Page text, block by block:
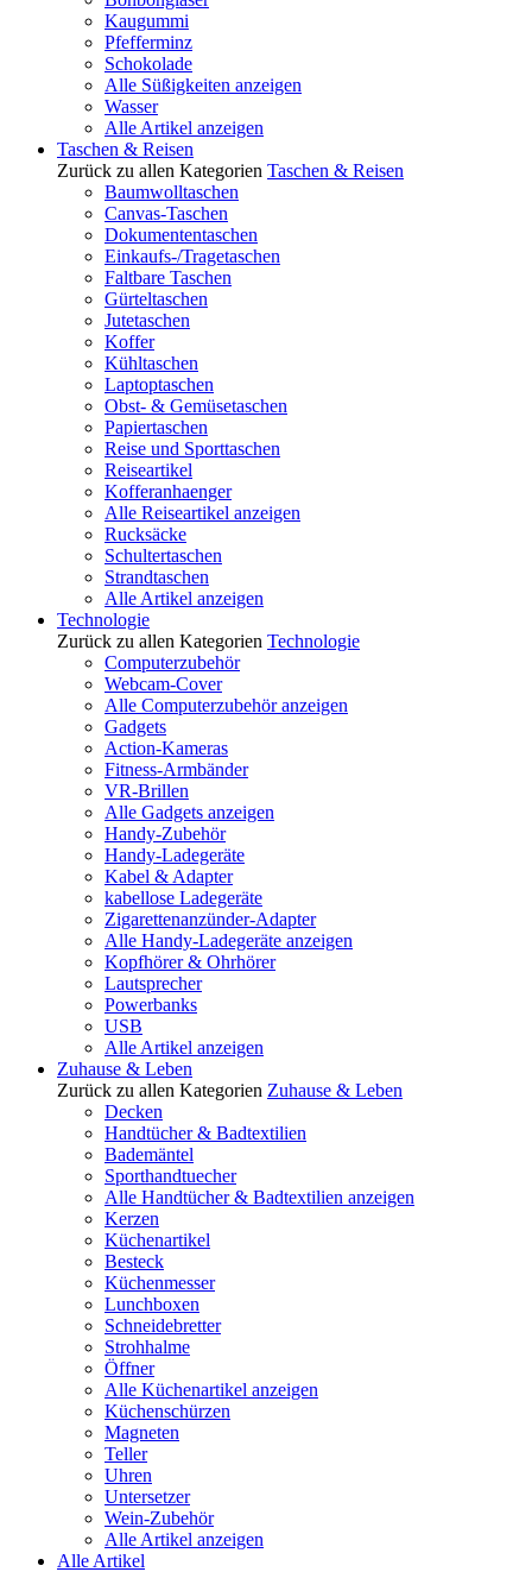
Kaugummi
Pfefferminz
Schokolade
Alle Süßigkeiten anzeigen
Wasser
Alle Artikel anzeigen
Taschen & Reisen
Zurück zu allen Kategorien Taschen & Reisen
Baumwolltaschen
Canvas-Taschen
Dokumententaschen
Einkaufs-/Tragetaschen
Faltbare Taschen
Gürteltaschen
Jutetaschen
Koffer
Kühltaschen
Laptoptaschen
Obst- & Gemüsetaschen
Papiertaschen
Reise und Sporttaschen
Reiseartikel
Kofferanhaenger
Alle Reiseartikel anzeigen
Rucksäcke
Schultertaschen
Strandtaschen
Alle Artikel anzeigen
Technologie
Zurück zu allen Kategorien Technologie
Computerzubehör
Webcam-Cover
Alle Computerzubehör anzeigen
Gadgets
Action-Kameras
Fitness-Armbänder
VR-Brillen
Alle Gadgets anzeigen
Handy-Zubehör
Handy-Ladegeräte
Kabel & Adapter
kabellose Ladegeräte
Zigarettenanzünder-Adapter
Alle Handy-Ladegeräte anzeigen
Kopfhörer & Ohrhörer
Lautsprecher
Powerbanks
USB
Alle Artikel anzeigen
Zuhause & Leben
Zurück zu allen Kategorien Zuhause & Leben
Decken
Handtücher & Badtextilien
Bademäntel
Sporthandtuecher
Alle Handtücher & Badtextilien anzeigen
Kerzen
Küchenartikel
Besteck
Küchenmesser
Lunchboxen
Schneidebretter
Strohhalme
Öffner
Alle Küchenartikel anzeigen
Küchenschürzen
Magneten
Teller
Uhren
Untersetzer
Wein-Zubehör
Alle Artikel anzeigen
Alle Artikel